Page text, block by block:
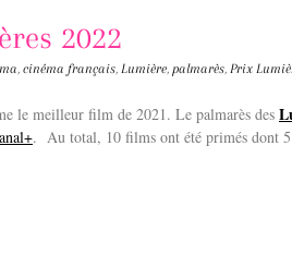
2022
, cinéma français, Lumière, palmarès, Prix
le meilleur film de 2021. Le palmarès des
. Au total, 10 films ont été primés dont